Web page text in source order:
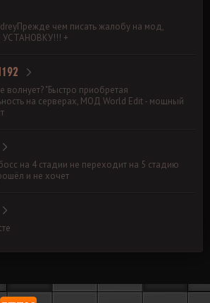
чем писать жалобу на мод,
УСТАНОВКУ!!! +
волнует? "Быстро приобретая
на серверах, МОД World Edit - мощный
на 4 стадии не переходит на 5 стадию
и не хочет